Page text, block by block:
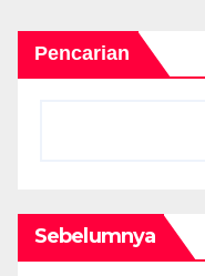
Pencarian
Sebelumnya